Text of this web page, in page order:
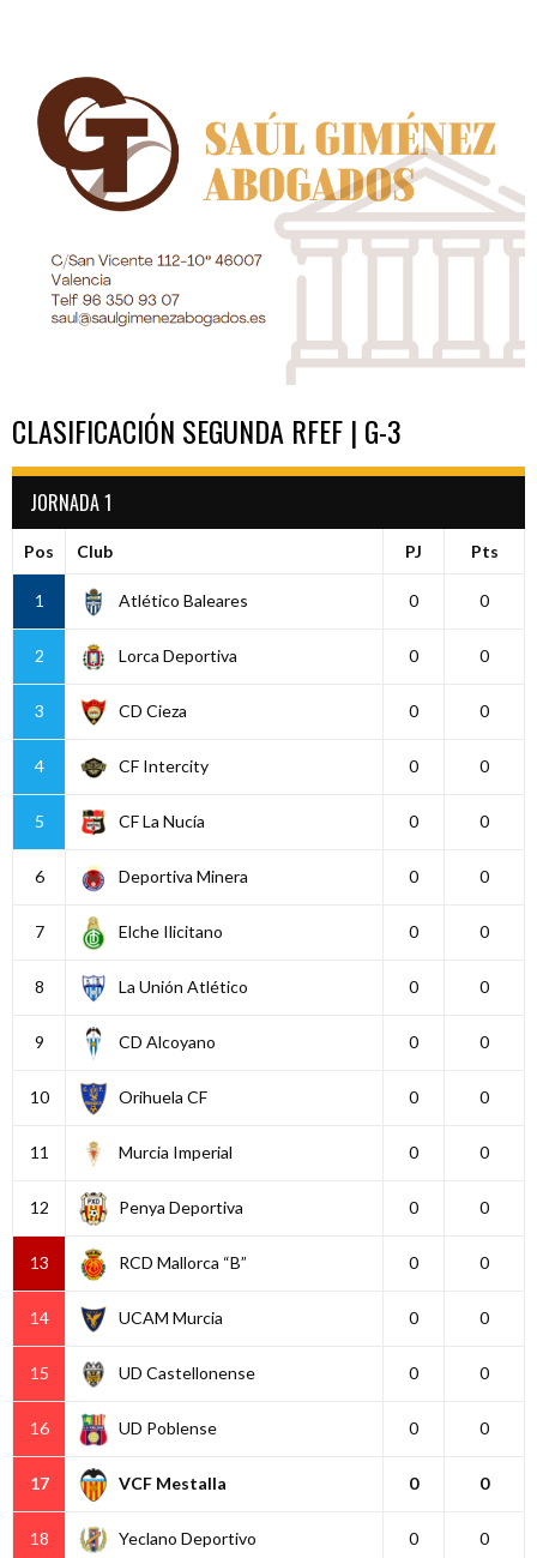
CLASIFICACIÓN SEGUNDA RFEF | G-3
JORNADA 1
Pos Club PJ Pts
1 Atlético Baleares 0 0
2 Lorca Deportiva 0 0
3 CD Cieza 0 0
4 CF Intercity 0 0
5 CF La Nucía 0 0
6 Deportiva Minera 0 0
7 Elche Ilicitano 0 0
8 La Unión Atlético 0 0
9 CD Alcoyano 0 0
10 Orihuela CF 0 0
11 Murcia Imperial 0 0
12 Penya Deportiva 0 0
13 RCD Mallorca “B” 0 0
14 UCAM Murcia 0 0
15 UD Castellonense 0 0
16 UD Poblense 0 0
17 VCF Mestalla 0 0
18 Yeclano Deportivo 0 0